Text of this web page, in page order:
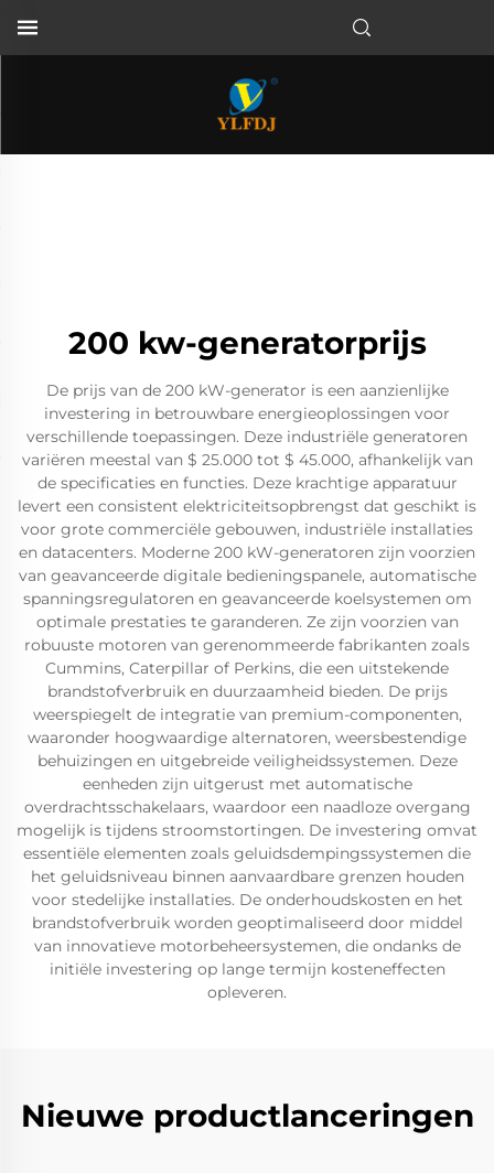
200 kw-generatorprijs
De prijs van de 200 kW-generator is een aanzienlijke
investering in betrouwbare energieoplossingen voor
verschillende toepassingen. Deze industriële generatoren
variëren meestal van $ 25.000 tot $ 45.000, afhankelijk van
de specificaties en functies. Deze krachtige apparatuur
levert een consistent elektriciteitsopbrengst dat geschikt is
voor grote commerciële gebouwen, industriële installaties
en datacenters. Moderne 200 kW-generatoren zijn voorzien
van geavanceerde digitale bedieningspanele, automatische
spanningsregulatoren en geavanceerde koelsystemen om
optimale prestaties te garanderen. Ze zijn voorzien van
robuuste motoren van gerenommeerde fabrikanten zoals
Cummins, Caterpillar of Perkins, die een uitstekende
brandstofverbruik en duurzaamheid bieden. De prijs
weerspiegelt de integratie van premium-componenten,
waaronder hoogwaardige alternatoren, weersbestendige
behuizingen en uitgebreide veiligheidssystemen. Deze
eenheden zijn uitgerust met automatische
overdrachtsschakelaars, waardoor een naadloze overgang
mogelijk is tijdens stroomstortingen. De investering omvat
essentiële elementen zoals geluidsdempingssystemen die
het geluidsniveau binnen aanvaardbare grenzen houden
voor stedelijke installaties. De onderhoudskosten en het
brandstofverbruik worden geoptimaliseerd door middel
van innovatieve motorbeheersystemen, die ondanks de
initiële investering op lange termijn kosteneffecten
opleveren.
Nieuwe productlanceringen